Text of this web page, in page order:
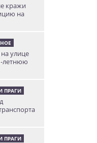
кражи
на
улице
летнюю
ПРАГИ
ПРАГИ